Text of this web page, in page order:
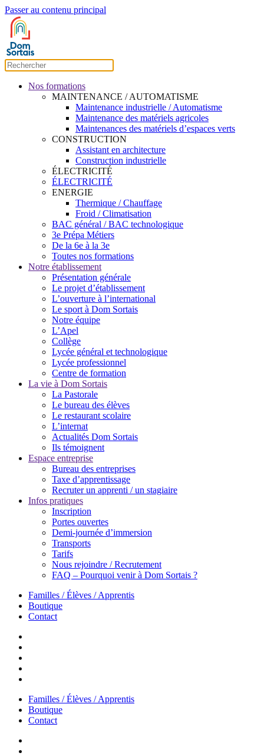
Passer au contenu principal
Nos formations
MAINTENANCE / AUTOMATISME
Maintenance industrielle / Automatisme
Maintenance des matériels agricoles
Maintenances des matériels d’espaces verts
CONSTRUCTION
Assistant en architecture
Construction industrielle
ÉLECTRICITÉ
ÉLECTRICITÉ
ENERGIE
Thermique / Chauffage
Froid / Climatisation
BAC général / BAC technologique
3e Prépa Métiers
De la 6e à la 3e
Toutes nos formations
Notre établissement
Présentation générale
Le projet d’établissement
L’ouverture à l’international
Le sport à Dom Sortais
Notre équipe
L’Apel
Collège
Lycée général et technologique
Lycée professionnel
Centre de formation
La vie à Dom Sortais
La Pastorale
Le bureau des élèves
Le restaurant scolaire
L’internat
Actualités Dom Sortais
Ils témoignent
Espace entreprise
Bureau des entreprises
Taxe d’apprentissage
Recruter un apprenti / un stagiaire
Infos pratiques
Inscription
Portes ouvertes
Demi-journée d’immersion
Transports
Tarifs
Nous rejoindre / Recrutement
FAQ – Pourquoi venir à Dom Sortais ?
Familles / Élèves / Apprentis
Boutique
Contact
Familles / Élèves / Apprentis
Boutique
Contact